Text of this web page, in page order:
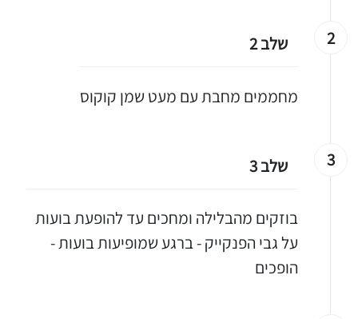
2 שלב 2
מחממים מחבת עם מעט שמן קוקוס
3 שלב 3
בוזקים מהבלילה ומחכים עד להופעת בועות
על גבי הפנקייק - ברגע שמופיעות בועות -
הופכים